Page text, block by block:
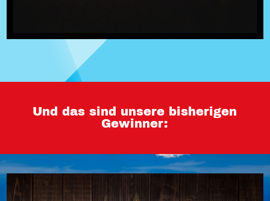
Und das sind unsere bisherigen
Gewinner: